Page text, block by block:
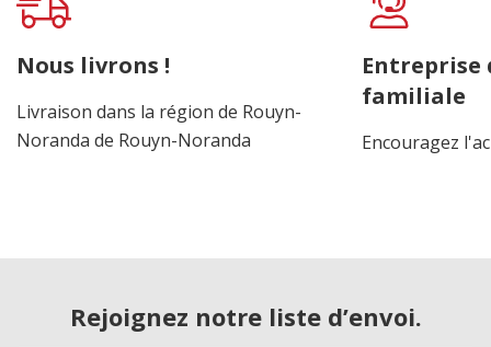
Nous livrons !
Livraison dans la région de Rouyn-
Noranda de Rouyn-Noranda
Entreprise
familiale
Encouragez
Rejoignez notre liste d’envoi.